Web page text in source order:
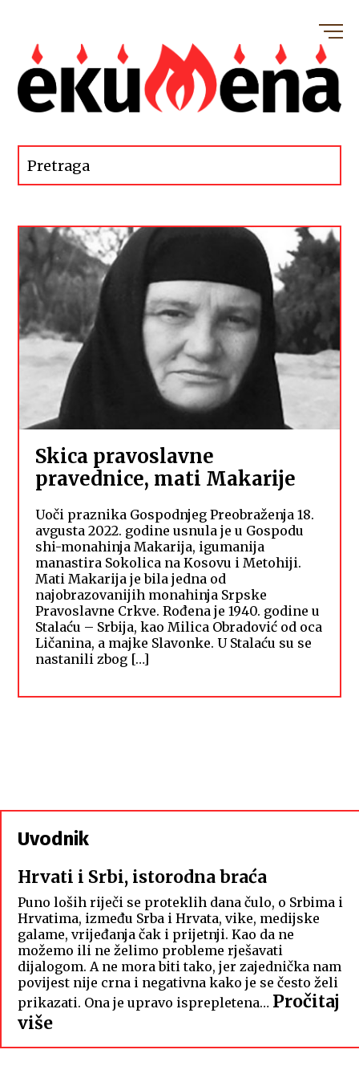
Skica pravoslavne
pravednice, mati Makarije
Uoči praznika Gospodnjeg Preobraženja 18.
avgusta 2022. godine usnula je u Gospodu
shi-monahinja Makarija, igumanija
manastira Sokolica na Kosovu i Metohiji.
Mati Makarija je bila jedna od
najobrazovanijih monahinja Srpske
Pravoslavne Crkve. Rođena je 1940. godine u
Stalaću – Srbija, kao Milica Obradović od oca
Ličanina, a majke Slavonke. U Stalaću su se
nastanili zbog […]
Uvodnik
Hrvati i Srbi, istorodna braća
Puno loših riječi se proteklih dana čulo, o Srbima i
Hrvatima, između Srba i Hrvata, vike, medijske
galame, vrijeđanja čak i prijetnji. Kao da ne
možemo ili ne želimo probleme rješavati
dijalogom. A ne mora biti tako, jer zajednička nam
povijest nije crna i negativna kako je se često želi
prikazati. Ona je upravo isprepletena… Pročitaj
više:
Hrvati